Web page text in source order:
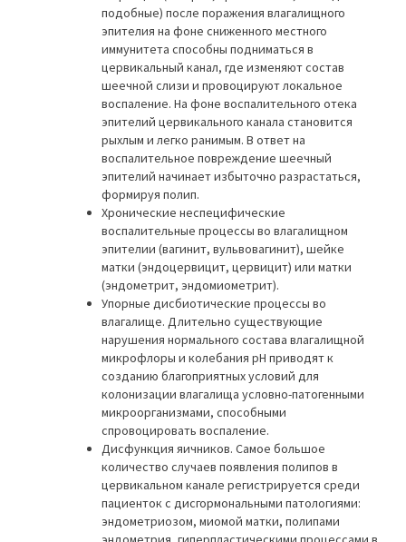
подобные) после поражения влагалищного
эпителия на фоне сниженного местного
иммунитета способны подниматься в
цервикальный канал, где изменяют состав
шеечной слизи и провоцируют локальное
воспаление. На фоне воспалительного отека
эпителий цервикального канала становится
рыхлым и легко ранимым. В ответ на
воспалительное повреждение шеечный
эпителий начинает избыточно разрастаться,
формируя полип.
Хронические неспецифические
воспалительные процессы во влагалищном
эпителии (вагинит, вульвовагинит), шейке
матки (эндоцервицит, цервицит) или матки
(эндометрит, эндомиометрит).
Упорные дисбиотические процессы во
влагалище. Длительно существующие
нарушения нормального состава влагалищной
микрофлоры и колебания pH приводят к
созданию благоприятных условий для
колонизации влагалища условно-патогенными
микроорганизмами, способными
спровоцировать воспаление.
Дисфункция яичников. Самое большое
количество случаев появления полипов в
цервикальном канале регистрируется среди
пациенток с дисгормональными патологиями:
эндометриозом, миомой матки, полипами